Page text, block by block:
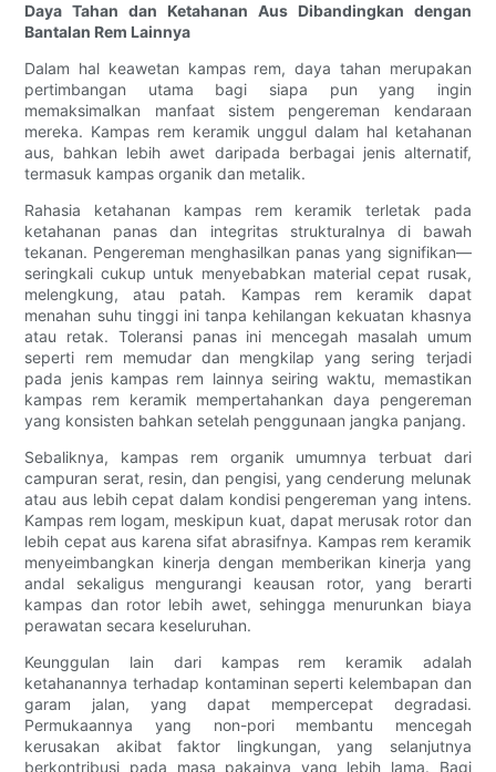
Daya Tahan dan Ketahanan Aus Dibandingkan dengan
Bantalan Rem Lainnya
Dalam hal keawetan kampas rem, daya tahan merupakan
pertimbangan utama bagi siapa pun yang ingin
memaksimalkan manfaat sistem pengereman kendaraan
mereka. Kampas rem keramik unggul dalam hal ketahanan
aus, bahkan lebih awet daripada berbagai jenis alternatif,
termasuk kampas organik dan metalik.
Rahasia ketahanan kampas rem keramik terletak pada
ketahanan panas dan integritas strukturalnya di bawah
tekanan. Pengereman menghasilkan panas yang signifikan—
seringkali cukup untuk menyebabkan material cepat rusak,
melengkung, atau patah. Kampas rem keramik dapat
menahan suhu tinggi ini tanpa kehilangan kekuatan khasnya
atau retak. Toleransi panas ini mencegah masalah umum
seperti rem memudar dan mengkilap yang sering terjadi
pada jenis kampas rem lainnya seiring waktu, memastikan
kampas rem keramik mempertahankan daya pengereman
yang konsisten bahkan setelah penggunaan jangka panjang.
Sebaliknya, kampas rem organik umumnya terbuat dari
campuran serat, resin, dan pengisi, yang cenderung melunak
atau aus lebih cepat dalam kondisi pengereman yang intens.
Kampas rem logam, meskipun kuat, dapat merusak rotor dan
lebih cepat aus karena sifat abrasifnya. Kampas rem keramik
menyeimbangkan kinerja dengan memberikan kinerja yang
andal sekaligus mengurangi keausan rotor, yang berarti
kampas dan rotor lebih awet, sehingga menurunkan biaya
perawatan secara keseluruhan.
Keunggulan lain dari kampas rem keramik adalah
ketahanannya terhadap kontaminan seperti kelembapan dan
garam jalan, yang dapat mempercepat degradasi.
Permukaannya yang non-pori membantu mencegah
kerusakan akibat faktor lingkungan, yang selanjutnya
berkontribusi pada masa pakainya yang lebih lama. Bagi